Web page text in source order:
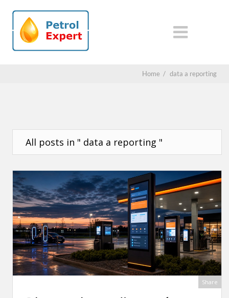
Home / data a reporting
All posts in " data a reporting "
Share